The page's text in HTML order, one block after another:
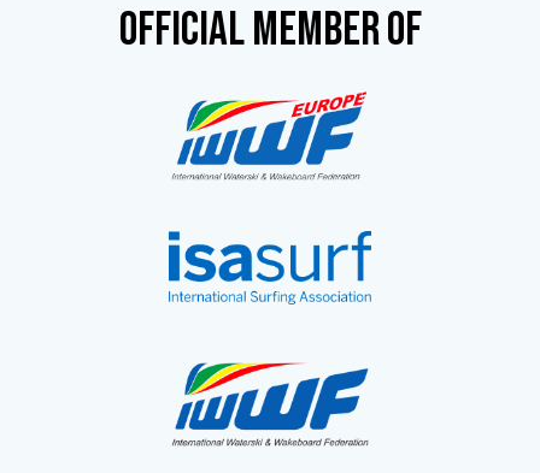
OFFICIAL MEMBER OF